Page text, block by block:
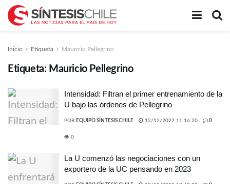
Inicio Etiqueta Mauricio Pellegrino
Etiqueta: Mauricio Pellegrino
Intensidad: Filtran el primer entrenamiento de la
U bajo las órdenes de Pellegrino
POR EQUIPO SÍNTESIS CHILE 12/12/2022 11:16:20 0
0
La U comenzó las negociaciones con un
exportero de la UC pensando en 2023